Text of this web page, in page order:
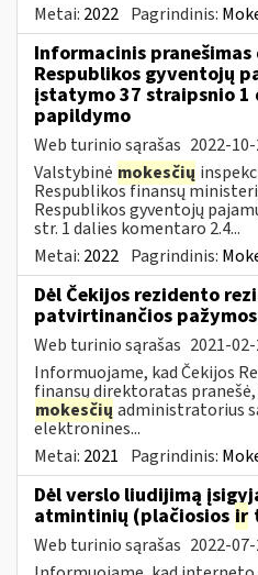
Metai: 2022 Pagrindinis:
Informacinis
Respublikos gyventojų
įstatymo 37 straipsnio 1
papildymo
Web turinio sąrašas 2022-
Valstybinė mokesčių
Respublikos finansų
Respublikos gyventojų
str. 1 dalies komentaro 2.4...
Metai: 2022 Pagrindinis:
Dėl Čekijos rezidento
patvirtinančios pažymos
Web turinio sąrašas 2021-
Informuojame, kad Čekijos
finansų direktoratas
mokesčių administratorius
elektronines...
Metai: 2021 Pagrindinis:
Dėl verslo liudijimą
atmintinių (plačiosios ir
Web turinio sąrašas 2022-